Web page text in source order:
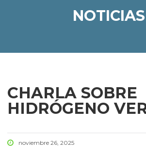
NOTICIAS
CHARLA SOBRE
HIDRÓGENO
noviembre 26, 2025